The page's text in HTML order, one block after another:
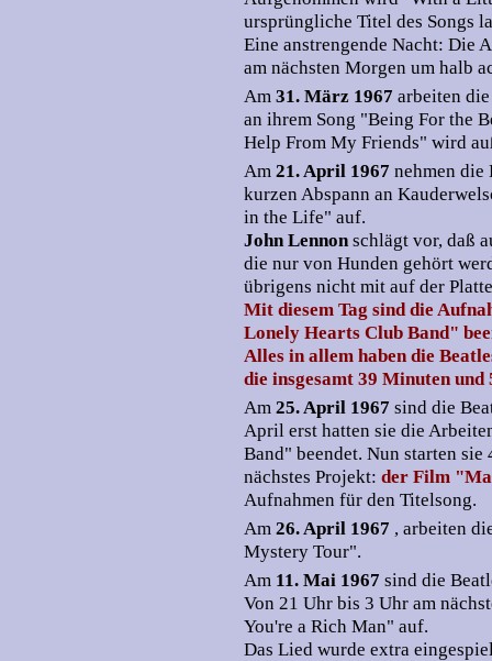
ursprüngliche Titel des Songs
Eine anstrengende Nacht: Die
am nächsten Morgen um halb
Am 31. März 1967 arbeiten
an ihrem Song "Being For the
Help From My Friends" wird
Am 21. April 1967 nehmen die
kurzen Abspann an
in the Life" auf.
John Lennonschlägt vor, daß
die nur von Hunden gehört
übrigens nicht mit auf der
Mit diesem Tag sind die
Lonely Hearts Club Band"
Alles in allem haben die
die insgesamt 39 Minuten
Am 25. April 1967 sind die
April erst hatten sie die
Band" beendet. Nun starten
nächstes Projekt: der Film
Aufnahmen für den Titelsong.
Am 26. April 1967 , arbeiten
Mystery Tour".
Am 11. Mai 1967 sind die
Von 21 Uhr bis 3 Uhr am
You're a Rich Man" auf.
Das Lied wurde extra